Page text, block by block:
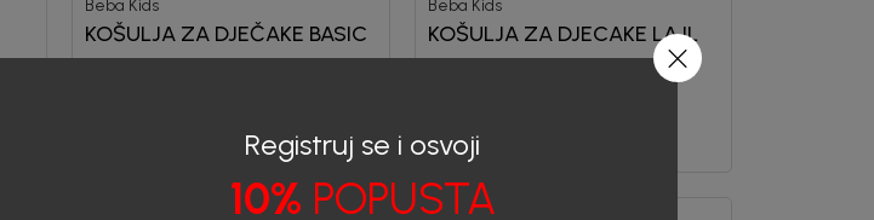
Beba Kids
KOŠULJA ZA DJEČAKE BASIC
Beba Kids
KOŠULJA ZA DJECAKE LAJL
Registruj se i osvoji
10% POPUSTA